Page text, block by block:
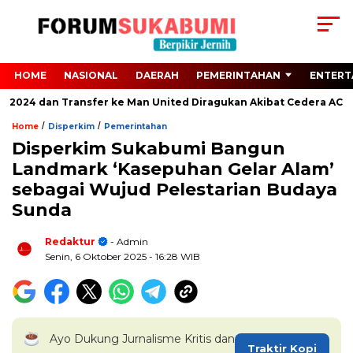
HOME NASIONAL DAERAH PEMERINTAHAN
dan Transfer ke Man United Diragukan Akibat Cedera ACL
Home / Disperkim / Pemerintahan
Disperkim Sukabumi Bangun
Landmark ‘Kasepuhan Gelar Alam’
sebagai Wujud Pelestarian Budaya
Sunda
Redaktur
- Admin
Senin, 6 Oktober 2025 - 16:28 WIB
Ayo Dukung Jurnalisme Kritis dan
Traktir Kopi